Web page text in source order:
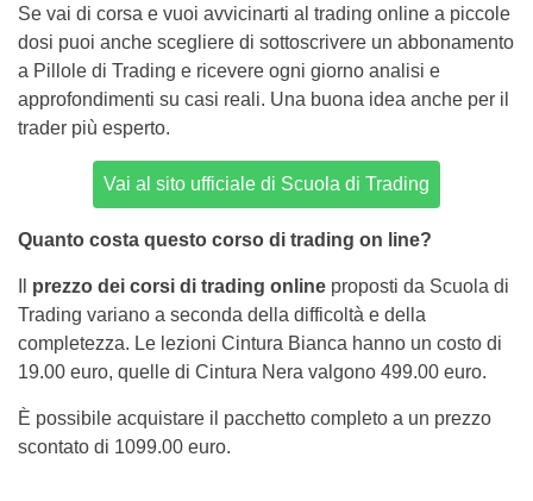
Se vai di corsa e vuoi avvicinarti al trading online a piccole
dosi puoi anche scegliere di sottoscrivere un abbonamento
a Pillole di Trading e ricevere ogni giorno analisi e
approfondimenti su casi reali. Una buona idea anche per il
trader più esperto.
Vai al sito ufficiale di Scuola di Trading
Quanto costa questo corso di trading on line?
prezzo dei corsi di trading online proposti da Scuola di
Trading variano a seconda della difficoltà e della
completezza. Le lezioni Cintura Bianca hanno un costo di
19.00 euro, quelle di Cintura Nera valgono 499.00 euro.
È possibile acquistare il pacchetto completo a un prezzo
scontato di 1099.00 euro.